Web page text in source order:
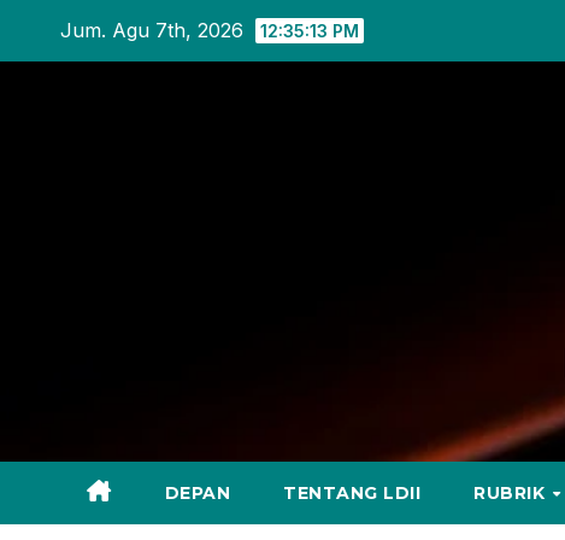
Jum. Agu 7th, 2026 12:35:14 PM
DEPAN TENTANG LDII RUBRIK